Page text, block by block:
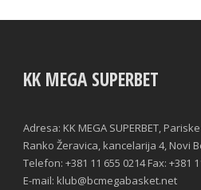
KK MEGA SUPERBET
Adresa: KK MEGA SUPERBET,
Ranko Žeravica, kancelarija 4, Novi
Telefon: +381 11 655 0214 Fax: +381
E-mail: klub@bcmegabasket.net